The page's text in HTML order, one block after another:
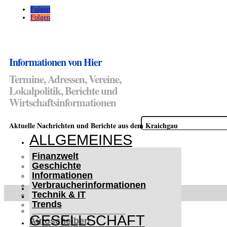
Folgen
Folgen
Informationen von Hier
Termine, Adressen, Vereine,
Lokalpolitik, Berichte und
Wirtschaftsinformationen
Suchen
nach:
Aktuelle Nachrichten und Berichte aus dem Kraichgau
ALLGEMEINES
Finanzwelt
Geschichte
Informationen
Verbraucherinformationen
Technik & IT
Trends
GESELLSCHAFT
WETTERWARNUNGEN
WINTER IM KRAICHGAU
Lifehacks für vereiste
Autoscheiben